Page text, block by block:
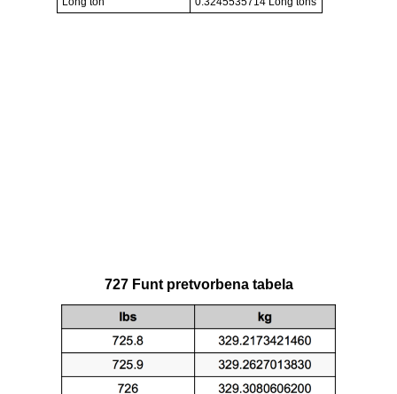
727 Funt pretvorbena tabela